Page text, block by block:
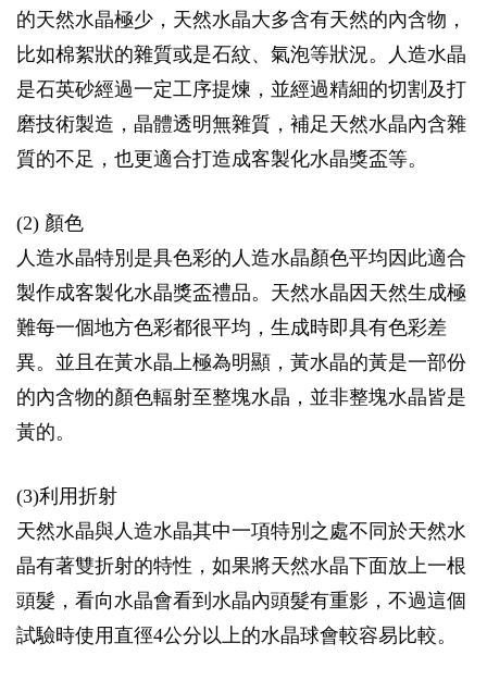
的天然水晶極少，天然水晶大多含有天然的內含物，
比如棉絮狀的雜質或是石紋、氣泡等狀況。人造水晶
是石英砂經過一定工序提煉，並經過精細的切割及打
磨技術製造，晶體透明無雜質，補足天然水晶內含雜
質的不足，也更適合打造成客製化水晶獎盃等。
(2) 顏色
人造水晶特別是具色彩的人造水晶顏色平均因此適合
製作成客製化水晶獎盃禮品。天然水晶因天然生成極
難每一個地方色彩都很平均，生成時即具有色彩差
異。並且在黃水晶上極為明顯，黃水晶的黃是一部份
的內含物的顏色輻射至整塊水晶，並非整塊水晶皆是
黃的。
(3)利用折射
天然水晶與人造水晶其中一項特別之處不同於天然水
晶有著雙折射的特性，如果將天然水晶下面放上一根
頭髮，看向水晶會看到水晶內頭髮有重影，不過這個
試驗時使用直徑4公分以上的水晶球會較容易比較。